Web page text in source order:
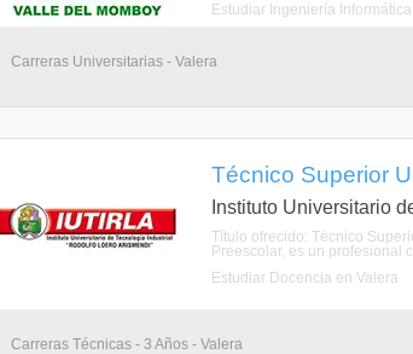
Estudiar Ingeniería
Carreras Universitarias - Valera
Técnico Superior
Instituto Universitario
Título ofrecido: Técnico
Preescolar, es un profesional
Estudiar Docencia en Valera
Carreras Técnicas - 3 Años - Valera